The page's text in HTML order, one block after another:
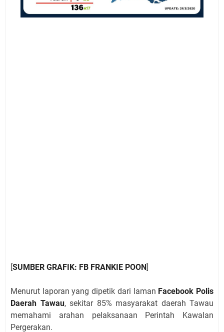
[SUMBER GRAFIK: FB FRANKIE POON]
Menurut laporan yang dipetik dari laman Facebook Polis
Daerah Tawau, sekitar 85% masyarakat daerah Tawau
memahami arahan pelaksanaan Perintah Kawalan
Pergerakan.